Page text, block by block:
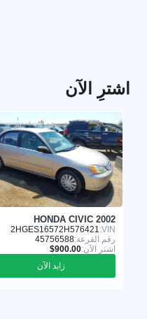
اشترِ الآن
HONDA CIVIC 2002
VIN:
2HGES16572H576421
رقم القرعة:45756588
اشترِ الآن:
زايد الآن